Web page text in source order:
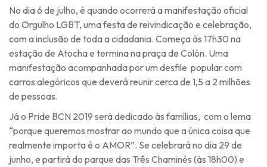
No dia 6 de julho, é quando ocorrerá a manifestação oficial
do Orgulho LGBT, uma festa de reivindicação e celebração,
com a inclusão de toda a cidadania. Começa às 17h30 na
estação de Atocha e termina na praça de Colón. Uma
manifestação acompanhada por um desfile popular com
carros alegóricos que deverá reunir cerca de 1,5 a 2 milhões
de pessoas.
Já o Pride BCN 2019 será dedicado às famílias, com o lema
“porque queremos mostrar ao mundo que a única coisa que
realmente importa é o AMOR”. Se celebrará no dia 29 de
junho, e partirá do parque das Três Chaminés (às 18h00) e